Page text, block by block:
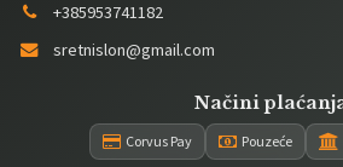
+385953741182
sretnislon@gmail.com
Načini
Corvus Pay Pouzeće